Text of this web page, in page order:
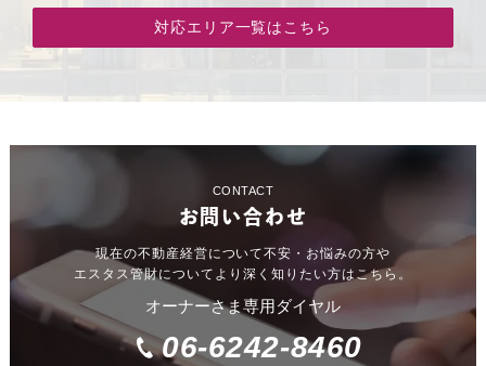
対応エリア一覧はこちら
CONTACT
お問い合わせ
現在の不動産経営について不安・お悩みの方や
エスタス管財についてより深く知りたい方はこちら。
オーナーさま専用ダイヤル
06-6242-8460